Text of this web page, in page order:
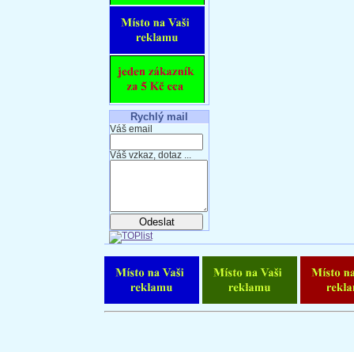
Rychlý mail
Váš email
Váš vzkaz, dotaz ...